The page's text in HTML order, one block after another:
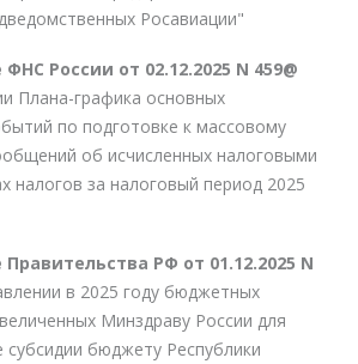
Росавиации"
России от 02.12.2025 N 459@
Плана-графика основных
по подготовке к массовому
об исчисленных налоговыми
налогов за налоговый период 2025
РФ от 01.12.2025 N
в 2025 году бюджетных
Минздраву России для
субсидии бюджету Республики